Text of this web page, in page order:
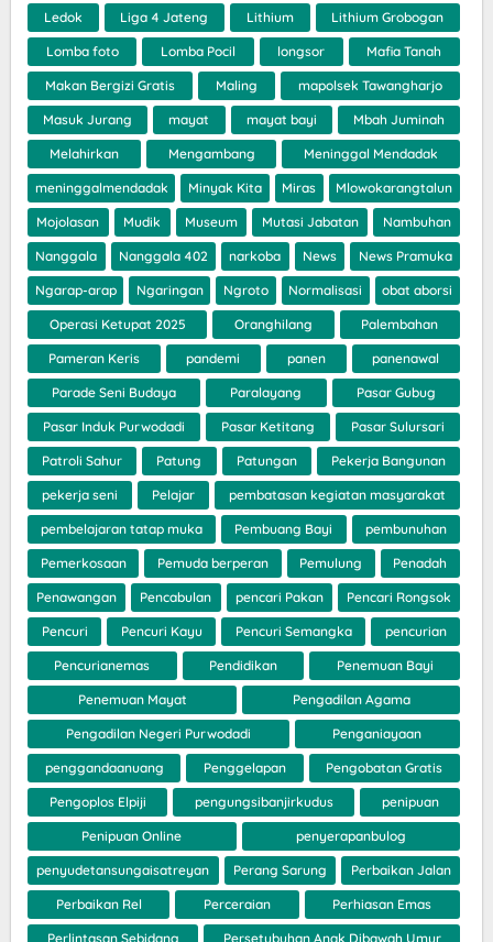
Ledok Liga 4 Jateng Lithium Lithium Grobogan
Lomba foto Lomba Pocil longsor Mafia Tanah
Makan Bergizi Gratis Maling mapolsek Tawangharjo
Masuk Jurang mayat mayat bayi Mbah Juminah
Melahirkan Mengambang Meninggal Mendadak
meninggalmendadak Minyak Kita Miras Mlowokarangtalun
Mojolasan Mudik Museum Mutasi Jabatan Nambuhan
Nanggala Nanggala 402 narkoba News News Pramuka
Ngarap-arap Ngaringan Ngroto Normalisasi obat aborsi
Operasi Ketupat 2025 Oranghilang Palembahan
Pameran Keris pandemi panen panenawal
Parade Seni Budaya Paralayang Pasar Gubug
Pasar Induk Purwodadi Pasar Ketitang Pasar Sulursari
Patroli Sahur Patung Patungan Pekerja Bangunan
pekerja seni Pelajar pembatasan kegiatan masyarakat
pembelajaran tatap muka Pembuang Bayi pembunuhan
Pemerkosaan Pemuda berperan Pemulung Penadah
Penawangan Pencabulan pencari Pakan Pencari Rongsok
Pencuri Pencuri Kayu Pencuri Semangka pencurian
Pencurianemas Pendidikan Penemuan Bayi
Penemuan Mayat Pengadilan Agama
Pengadilan Negeri Purwodadi Penganiayaan
penggandaanuang Penggelapan Pengobatan Gratis
Pengoplos Elpiji pengungsibanjirkudus penipuan
Penipuan Online penyerapanbulog
penyudetansungaisatreyan Perang Sarung Perbaikan Jalan
Perbaikan Rel Perceraian Perhiasan Emas
Perlintasan Sebidang Persetubuhan Anak Dibawah Umur